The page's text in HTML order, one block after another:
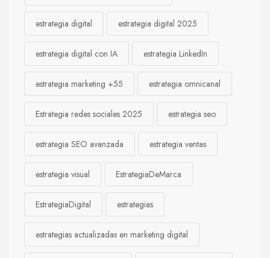
estrategia digital estrategia digital 2025
estrategia digital con IA estrategia LinkedIn
estrategia marketing +55 estrategia omnicanal
Estrategia redes sociales 2025 estrategia seo
estrategia SEO avanzada estrategia ventas
estrategia visual EstrategiaDeMarca
EstrategiaDigital estrategias
estrategias actualizadas en marketing digital